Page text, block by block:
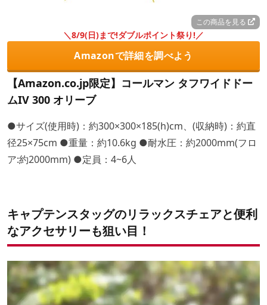
この商品を見る
＼8/9(日)まで!ダブルポイント祭り!／
Amazonで詳細を調べよう
【Amazon.co.jp限定】コールマン タフワイドドー
ムIV 300 オリーブ
●サイズ(使用時)：約300×300×185(h)cm、(収納時)：約直
径25×75cm ●重量：約10.6kg ●耐水圧：約2000mm(フロ
ア:約2000mm) ●定員：4~6人
キャプテンスタッグのリラックスチェアと便利
なアクセサリーも狙い目！